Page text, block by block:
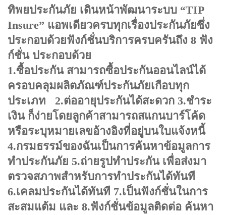
ทิพยประกันภัย เดินหน้าพัฒนาระบบ “TIP
Insure” แอพเดียวครบทุกเรื่องประกันภัยซึ่ง
ประกอบด้วยฟังก์ชั่นบริการครบครันถึง 8 ฟัง
ก์ชั่น ประกอบด้วย
1.ซื้อประกัน สามารถซื้อประกันออนไลน์ได้
ครอบคลุมผลิตภัณฑ์ประกันภัยเกือบทุก
ประเภท 2.ต่ออายุประกันได้สะดวก 3.ชำระ
เงิน ก็ง่ายโดยลูกค้าสามารถสแกนบาร์โค้ด
หรือระบุหมายเลขอ้างอิงที่อยู่บนใบแจ้งหนี้
4.กรมธรรม์ของฉันเป็นการค้นหาข้อมูลการ
ทำประกันภัย 5.ถ่ายรูปทำประกัน เพื่อส่งมา
ตรวจสภาพสำหรับการทำประกันได้ทันที
6.เคลมประกันได้ทันที 7.เป็นฟังก์ชั่นในการ
สะสมแต้ม และ 8.ฟังก์ชั่นข้อมูลติดต่อ ค้นหา